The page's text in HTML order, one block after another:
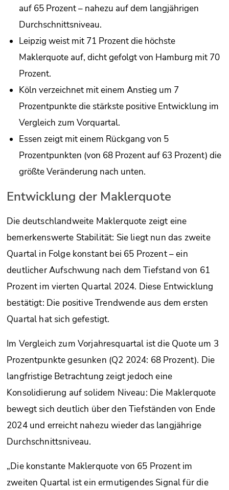
auf 65 Prozent – nahezu auf dem langjährigen
Durchschnittsniveau.
Leipzig weist mit 71 Prozent die höchste
Maklerquote auf, dicht gefolgt von Hamburg mit 70
Prozent.
Köln verzeichnet mit einem Anstieg um 7
Prozentpunkte die stärkste positive Entwicklung im
Vergleich zum Vorquartal.
Essen zeigt mit einem Rückgang von 5
Prozentpunkten (von 68 Prozent auf 63 Prozent) die
größte Veränderung nach unten.
Entwicklung der Maklerquote
Die deutschlandweite Maklerquote zeigt eine
bemerkenswerte Stabilität: Sie liegt nun das zweite
Quartal in Folge konstant bei 65 Prozent – ein
deutlicher Aufschwung nach dem Tiefstand von 61
Prozent im vierten Quartal 2024. Diese Entwicklung
bestätigt: Die positive Trendwende aus dem ersten
Quartal hat sich gefestigt.
Im Vergleich zum Vorjahresquartal ist die Quote um 3
Prozentpunkte gesunken (Q2 2024: 68 Prozent). Die
langfristige Betrachtung zeigt jedoch eine
Konsolidierung auf solidem Niveau: Die Maklerquote
bewegt sich deutlich über den Tiefständen von Ende
2024 und erreicht nahezu wieder das langjährige
Durchschnittsniveau.
„Die konstante Maklerquote von 65 Prozent im
zweiten Quartal ist ein ermutigendes Signal für die